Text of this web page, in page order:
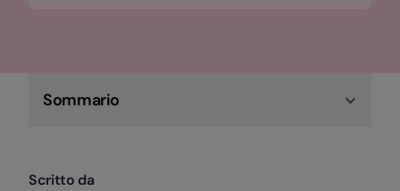
Sommario
Scritto da